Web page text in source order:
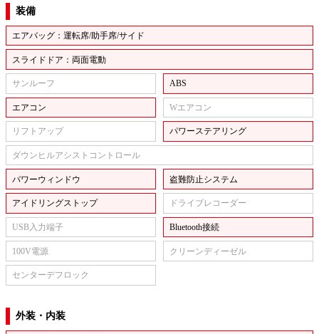
装備
エアバッグ：運転席/助手席/サイド
スライドドア：両面電動
サンルーフ ABS
エアコン Wエアコン
リフトアップ パワーステアリング
ダウンヒルアシストコントロール
パワーウィンドウ 盗難防止システム
アイドリングストップ ドライブレコーダー
USB入力端子 Bluetooth接続
100V電源 クリーンディーゼル
センターデフロック
外装・内装